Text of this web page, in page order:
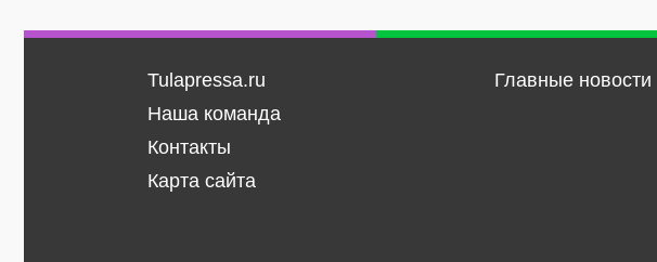
Tulapressa.ru
Наша команда
Контакты
Карта сайта
Главные новости